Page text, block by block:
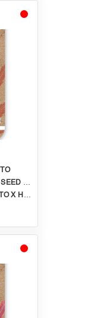
SHERBERT